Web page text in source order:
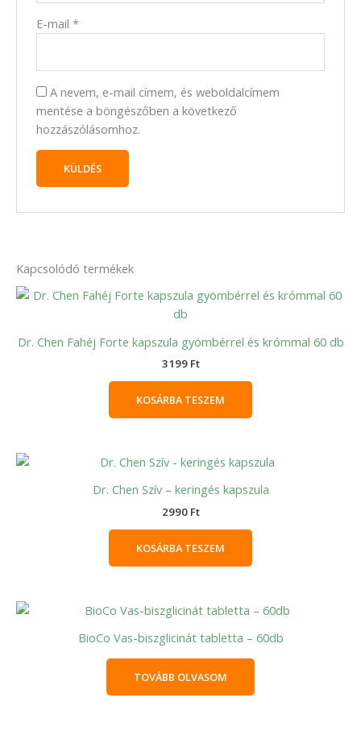
E-mail*
A nevem, e-mail címem, és weboldalcímem
mentése a böngészőben a következő
hozzászólásomhoz.
Kapcsolódó termékek
Dr. Chen Fahéj Forte kapszula gyömbérrel és krómmal 60 db
3199 Ft
KOSÁRBA TESZEM
Dr. Chen Szív – keringés kapszula
2990 Ft
KOSÁRBA TESZEM
BioCo Vas-biszglicinát tabletta – 60db
TOVÁBB OLVASOM